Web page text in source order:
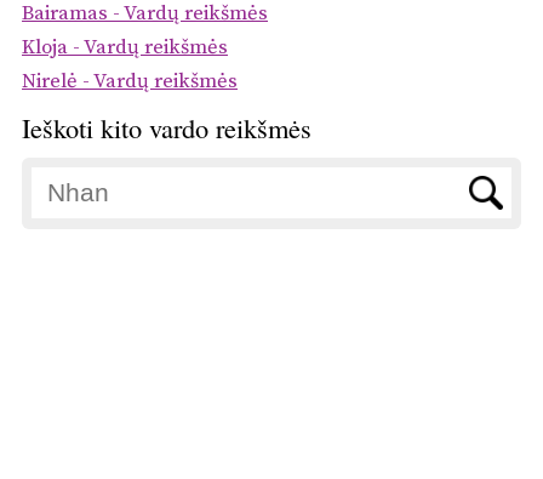
Bairamas - Vardų reikšmės
Kloja - Vardų reikšmės
Nirelė - Vardų reikšmės
Ieškoti kito vardo reikšmės